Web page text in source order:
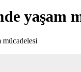
yaşam
mücadelesi